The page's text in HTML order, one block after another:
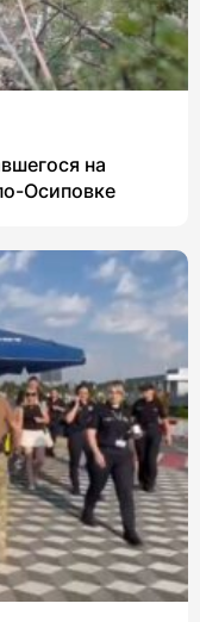
на
Осиповке